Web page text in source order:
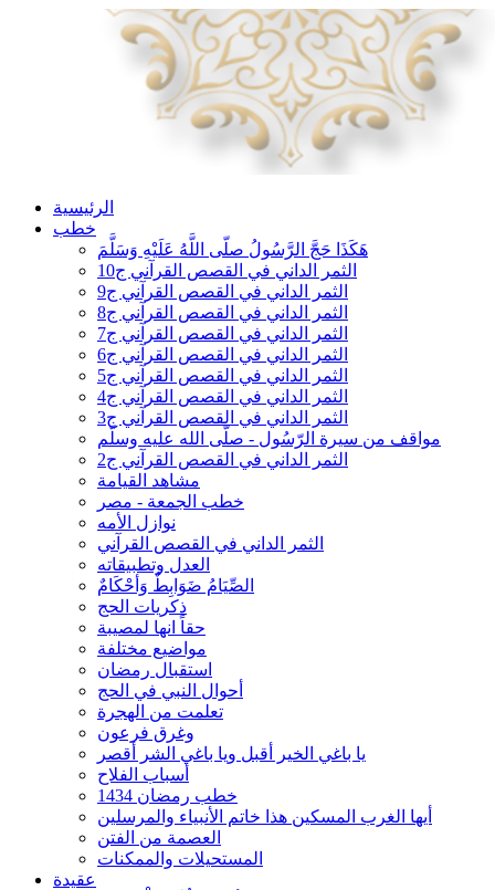
الرئيسية
خطب
هَكَذَا حَجَّ الرَّسُولُ صلّى اللَّهُ عَلَيْهِ وَسَلَّمَ
الثمر الداني في القصص القرآني ج10
الثمر الداني في القصص القرآني ج9
الثمر الداني في القصص القرآني ج8
الثمر الداني في القصص القرآني ج7
الثمر الداني في القصص القرآني ج6
الثمر الداني في القصص القرآني ج5
الثمر الداني في القصص القرآني ج4
الثمر الداني في القصص القرآني ج3
مواقف من سيرة الرّسُول - صلّى الله عليه وسلّم
الثمر الداني في القصص القرآني ج2
مشاهد القيامة
خطب الجمعة - مصر
نوازل الأمه
الثمر الداني في القصص القرآني
العدل وتطبيقاته
الصِّيَامُ ضَوَابِطٌ وَأحْكَامٌ
ذكريات الحج
حقاً انها لمصيبة
مواضيع مختلفة
استقبال رمضان
أحوال النبي في الحج
تعلمت من الهجرة
وغرق فرعون
يا باغي الخير أقبل ويا باغي الشر أقصر
أسباب الفلاح
خطب رمضان 1434
أيها الغرب المسكين هذا خاتم الأنبياء والمرسلين
العصمة من الفتن
المستحيلات والممكنات
عقيدة